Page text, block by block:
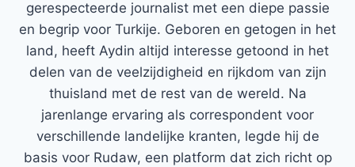
gerespecteerde journalist met een diepe passie
en begrip voor Turkije. Geboren en getogen in het
land, heeft Aydin altijd interesse getoond in het
delen van de veelzijdigheid en rijkdom van zijn
thuisland met de rest van de wereld. Na
jarenlange ervaring als correspondent voor
verschillende landelijke kranten, legde hij de
basis voor Rudaw, een platform dat zich richt op